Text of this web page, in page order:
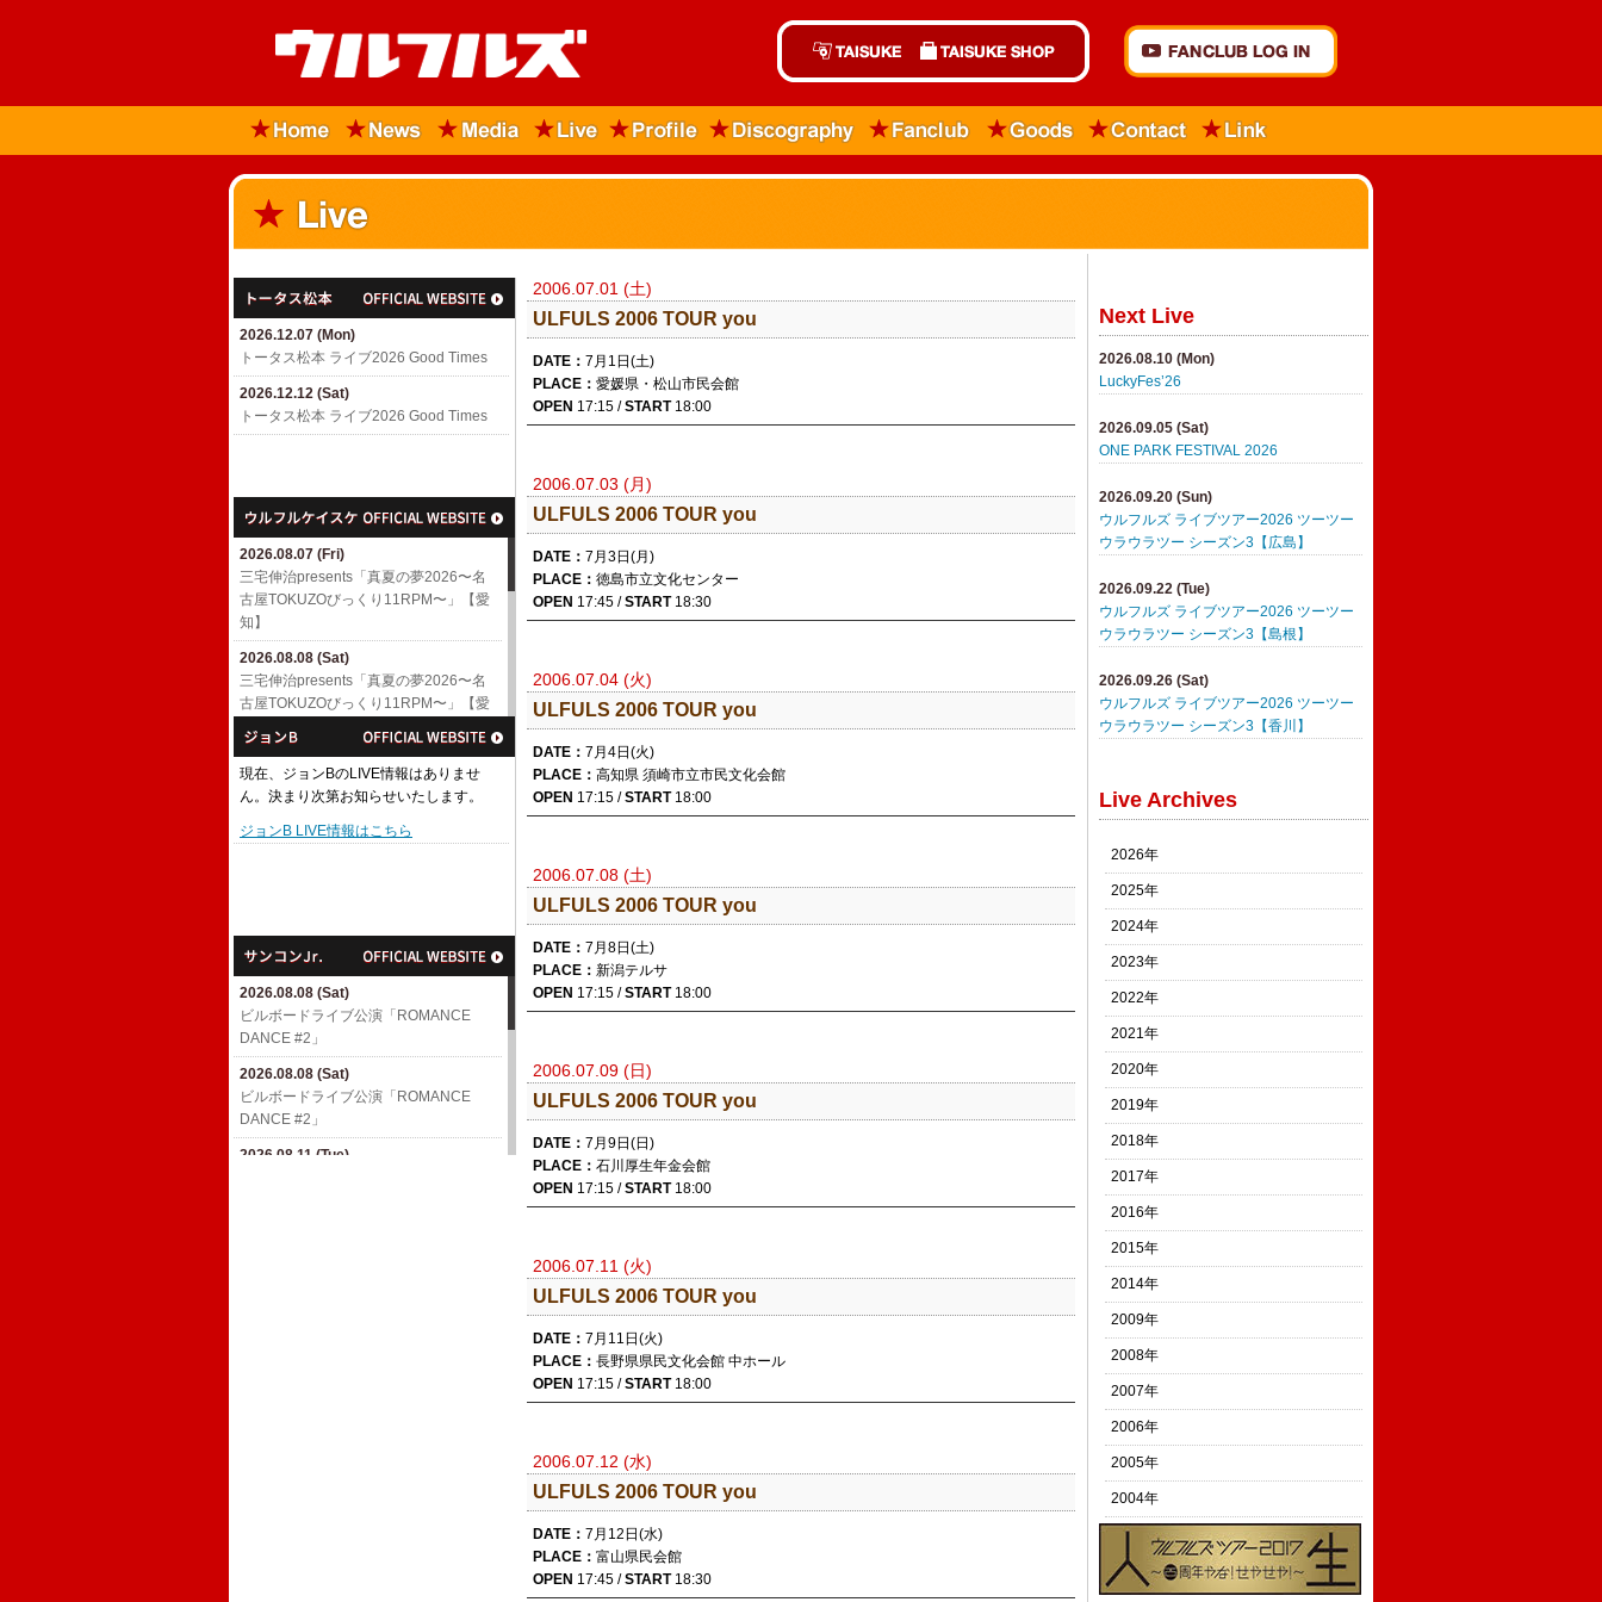
2026.12.07 (Mon)
トータス松本 ライブ2026 Good Times
2026.12.12 (Sat)
トータス松本 ライブ2026 Good Times
2026.08.07 (Fri)
三宅伸治presents「真夏の夢2026〜名
古屋TOKUZOびっくり11RPM〜」【愛
知】
2026.08.08 (Sat)
三宅伸治presents「真夏の夢2026〜名
古屋TOKUZOびっくり11RPM〜」【愛
2026.08.18 (Tue)
ウルフルケイスケ MAGICAL CHAIN ひ
とり SPECIAL at 白石カフェミルトン
【宮城】
2026.08.23 (Sun)
八幡浜【愛媛】
2026.08.29 (Sat)
山科【京都】
2026.08.30 (Sun)
磔じっくり3days〜」【京都】
現在、ジョンBのLIVE情報はありませ
ん。決まり次第お知らせいたします。
ジョンB LIVE情報はこちら
2026.08.08 (Sat)
ビルボードライブ公演「ROMANCE
DANCE #2」
2026.08.08 (Sat)
ビルボードライブ公演「ROMANCE
DANCE #2」
2026.08.11 (Tue)
2006.07.01 (土)
ULFULS 2006 TOUR you
DATE： 7月1日(土)
PLACE： 愛媛県・松山市民会館
OPEN 17:15 /START18:00
2006.07.03 (月)
ULFULS 2006 TOUR you
DATE： 7月3日(月)
PLACE： 徳島市立文化センター
OPEN 17:45 /START18:30
2006.07.04 (火)
ULFULS 2006 TOUR you
DATE： 7月4日(火)
PLACE： 高知県 須崎市立市民文化会館
OPEN 17:15 /START18:00
2006.07.08 (土)
ULFULS 2006 TOUR you
DATE： 7月8日(土)
PLACE： 新潟テルサ
OPEN 17:15 /START18:00
2006.07.09 (日)
ULFULS 2006 TOUR you
DATE： 7月9日(日)
PLACE： 石川厚生年金会館
OPEN 17:15 /START18:00
2006.07.11 (火)
ULFULS 2006 TOUR you
DATE： 7月11日(火)
PLACE： 長野県県民文化会館 中ホール
OPEN 17:15 /START18:00
2006.07.12 (水)
ULFULS 2006 TOUR you
DATE： 7月12日(水)
PLACE： 富山県民会館
OPEN 17:45 /START18:30
Next Live
2026.08.10 (Mon)
LuckyFes’26
2026.09.05 (Sat)
ONE PARK FESTIVAL 2026
2026.09.20 (Sun)
ウルフルズ ライブツアー2026 ツーツー
ウラウラツー シーズン3【広島】
2026.09.22 (Tue)
ウルフルズ ライブツアー2026 ツーツー
ウラウラツー シーズン3【島根】
2026.09.26 (Sat)
ウルフルズ ライブツアー2026 ツーツー
ウラウラツー シーズン3【香川】
Live Archives
2026年
2025年
2024年
2023年
2022年
2021年
2020年
2019年
2018年
2017年
2016年
2015年
2014年
2009年
2008年
2007年
2006年
2005年
2004年